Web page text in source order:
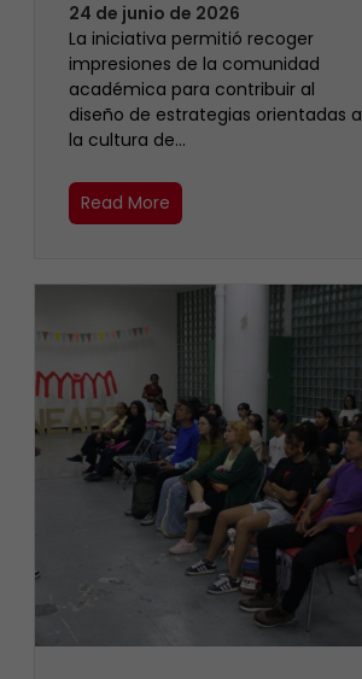
24 de junio de 2026
La iniciativa permitió recoger
impresiones de la comunidad
académica para contribuir al
diseño de estrategias orientadas a
la cultura de…
Read More